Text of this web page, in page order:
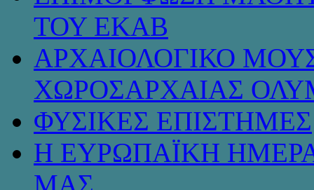
ΤΟΥ ΕΚΑΒ
ΑΡΧΑΙΟΛΟΓΙΚΟ
ΧΩΡΟΣΑΡΧΑΙΑΣ
ΦΥΣΙΚΕΣ ΕΠΙΣΤΗΜΕΣ
Η ΕΥΡΩΠΑΪΚΗ